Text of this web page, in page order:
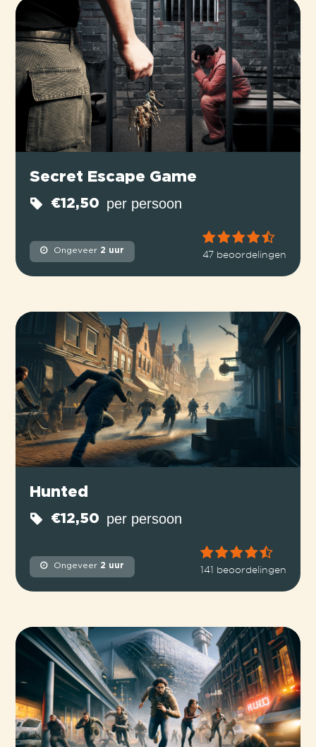
Secret Escape Game
€12,50 per persoon
Ongeveer 2 uur 47 beoordelingen
Hunted
€12,50 per persoon
Ongeveer 2 uur 141 beoordelingen